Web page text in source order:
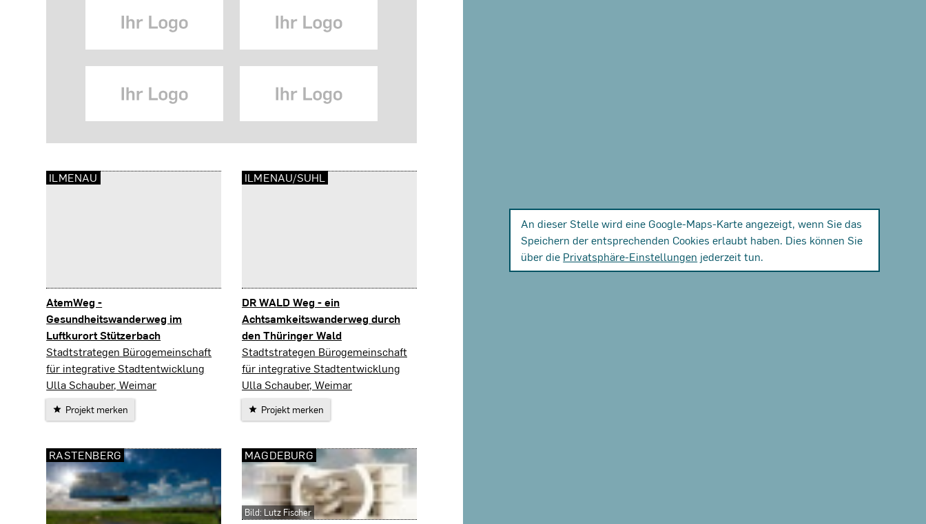
AtemWeg -
Gesundheitswanderweg im
Luftkurort Stützerbach
Ilmenau
Stadtstrategen Bürogemeinschaft
für integrative Stadtentwicklung
Ulla Schauber, Weimar
Projekt merken
ILMENAU
DR WALD Weg - ein
Achtsamkeitswanderweg durch
den Thüringer Wald
Ilmenau/Suhl
Stadtstrategen Bürogemeinschaft
für integrative Stadtentwicklung
Ulla Schauber, Weimar
Projekt merken
ILMENAU/SUHL
RASTENBERG MAGDEBURG
Bild: Lutz Fischer
An dieser Stelle wird eine Google-Maps-Karte angezeigt, wenn Sie das
Speichern der entsprechenden Cookies erlaubt haben. Dies können Sie
über die Privatsphäre-Einstellungen jederzeit tun.